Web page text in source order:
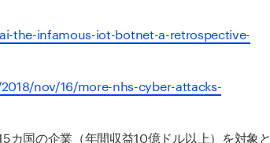
the-infamous-iot-botnet-a-retrospective-
nov/16/more-nhs-cyber-attacks-
国の企業（年間収益10億ドル以上）を対象と